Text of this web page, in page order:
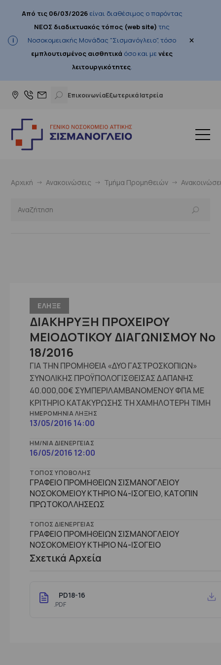
Από τις 06/03/2026είναι διαθέσιμος ο παρόντας
ΝΕΟΣ διαδικτυακός τόπος (web site) της
Νοσοκομειακής Μονάδας "Σισμανόγλειο", τόσο
εμπλουτισμένος αισθητικά όσο και μενέες
λειτουργικότητες.
×
ΕπικοινωνίαΕξωτερικά Ιατρεία
Αρχική Ανακοινώσεις Τμήμα Προμηθειών
ΕΛΗΞΕ
ΔΙΑΚΗΡΥΞΗ ΠΡΟΧΕΙΡΟΥ
ΜΕΙΟΔΟΤΙΚΟΥ ΔΙΑΓΩΝΙΣΜΟΥ No
18/2016
ΓΙΑ ΤΗΝ ΠΡΟΜΗΘΕΙΑ «ΔΥΟ ΓΑΣΤΡΟΣΚΟΠΙΩΝ»
ΣΥΝΟΛΙΚΗΣ ΠΡΟΫΠΟΛΟΓΙΣΘΕΙΣΑΣ ΔΑΠΑΝΗΣ
40.000,00€ ΣΥΜΠΕΡΙΛΑΜΒΑΝΟΜΕΝΟΥ ΦΠΑ ΜΕ
ΚΡΙΤΗΡΙΟ ΚΑΤΑΚΥΡΩΣΗΣ ΤΗ ΧΑΜΗΛΟΤΕΡΗ ΤΙΜΗ
ΗΜΕΡΟΜΗΝΊΑ ΛΉΞΗΣ
13/05/2016 14:00
ΗΜ/ΝΊΑ ΔΙΕΝΈΡΓΕΙΑΣ
16/05/2016 12:00
ΤΌΠΟΣ ΥΠΟΒΟΛΉΣ
ΓΡΑΦΕΙΟ ΠΡΟΜΗΘΕΙΩΝ ΣΙΣΜΑΝΟΓΛΕΙΟΥ
ΝΟΣΟΚΟΜΕΙΟΥ ΚΤΗΡΙΟ Ν4-ΙΣΟΓΕΙΟ, ΚΑΤΟΠΙΝ
ΠΡΩΤΟΚΟΛΛΗΣΕΩΣ
ΤΌΠΟΣ ΔΙΕΝΈΡΓΕΙΑΣ
ΓΡΑΦΕΙΟ ΠΡΟΜΗΘΕΙΩΝ ΣΙΣΜΑΝΟΓΛΕΙΟΥ
ΝΟΣΟΚΟΜΕΙΟΥ ΚΤHΡΙΟ Ν4-ΙΣΟΓΕΙΟ
Σχετικά Αρχεία
PD18-16
.PDF